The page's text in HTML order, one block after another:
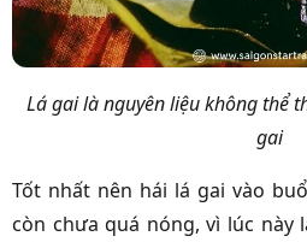
Lá gai là nguyên liệu không thể
gai
Tốt nhất nên hái lá gai vào
còn chưa quá nóng, vì lúc này